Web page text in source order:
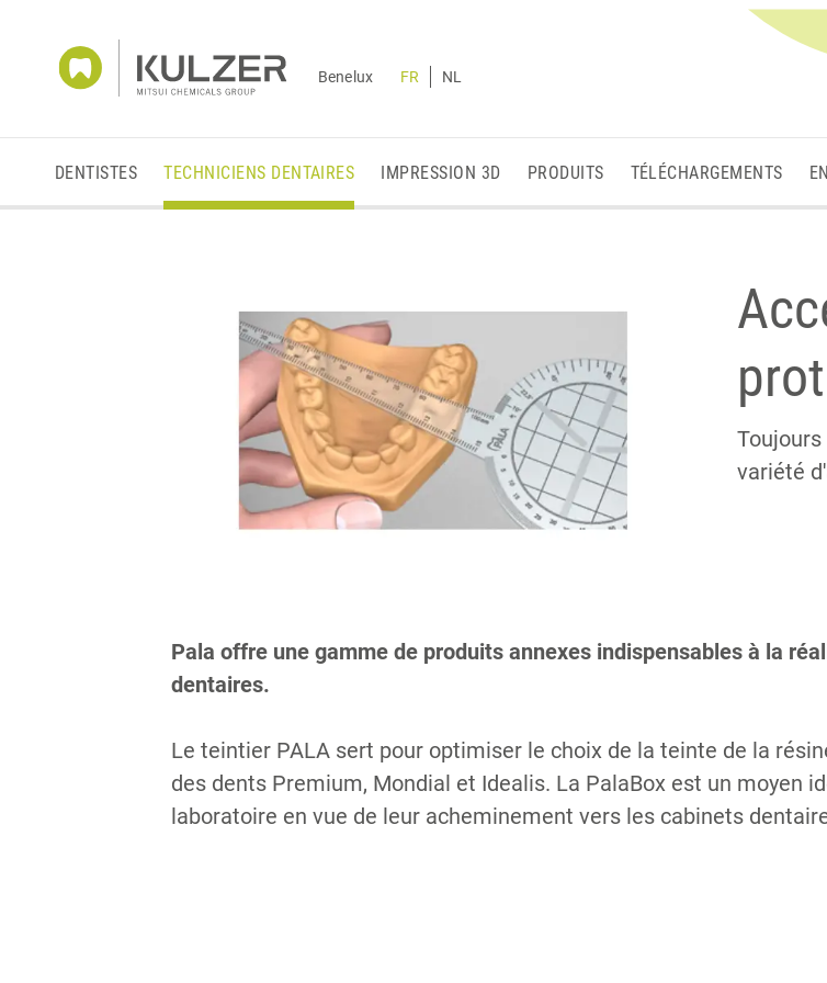
Benelux FR NL
DENTISTES TECHNICIENS DENTAIRES IMPRESSION 3D PRODUITS TÉLÉCHARGEMENTS
variété
Pala offre une gamme de produits annexes indispensables à la
dentaires.
Le teintier PALA sert pour optimiser le choix de la teinte de la
des dents Premium, Mondial et Idealis. La PalaBox est un moyen
laboratoire en vue de leur acheminement vers les cabinets